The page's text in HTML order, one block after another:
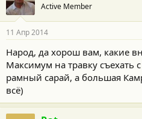
Active Member
11 Апр 2014
Народ, да хорош вам, какие
Максимум на травку съехать
рамный сарай, а большая
всё)